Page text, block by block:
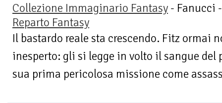
Collezione Immaginario Fantasy - Fanucci -
Reparto Fantasy
Il bastardo reale sta crescendo. Fitz ormai
inesperto: gli si legge in volto il sangue del
sua prima pericolosa missione come